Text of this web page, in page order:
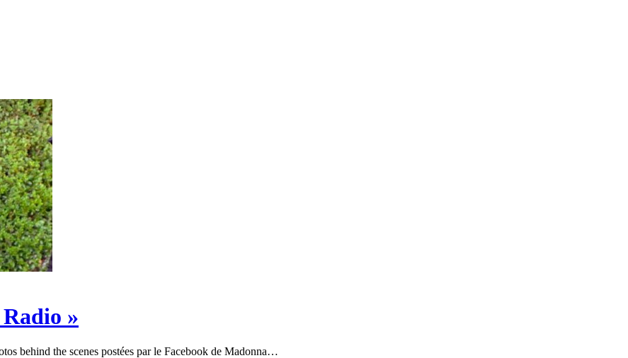
»
behind the scenes postées par le Facebook de Madonna…